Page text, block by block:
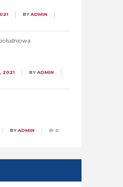
BYADMIN
2021 BYADMIN
BYADMIN 0